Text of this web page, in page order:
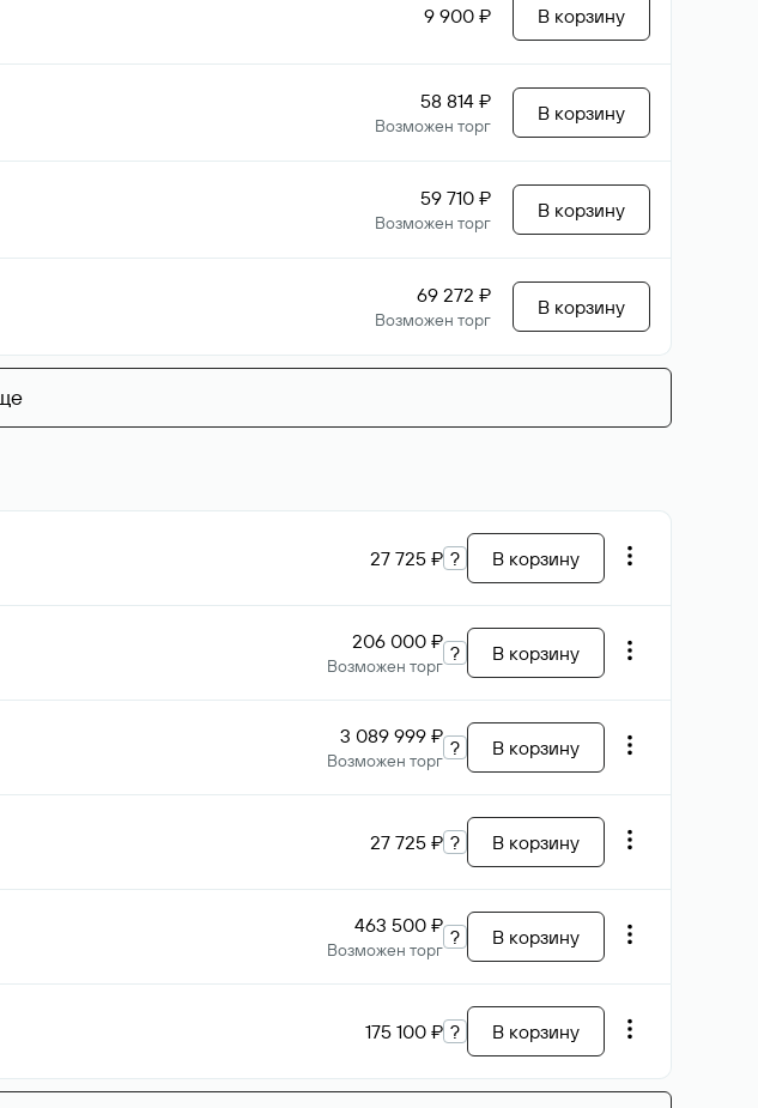
9 900 ₽ В корзину
58 814 ₽
Возможен торг
В корзину
59 710 ₽
Возможен торг
В корзину
69 272 ₽
Возможен торг
В корзину
27 725 ₽ ? В корзину
206 000 ₽
Возможен торг
? В корзину
3 089 999 ₽
Возможен торг
? В корзину
27 725 ₽ ? В корзину
463 500 ₽
Возможен торг
? В корзину
175 100 ₽ ? В корзину